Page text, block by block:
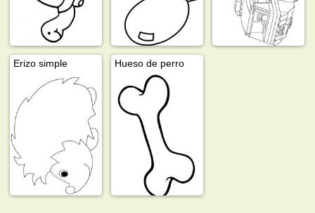
Erizo simple Hueso de perro